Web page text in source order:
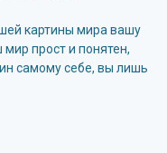
картины мира вашу
прост и понятен,
самому себе, вы лишь